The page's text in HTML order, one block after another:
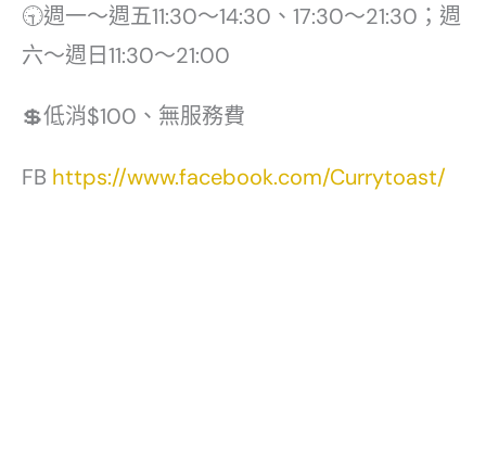
🕤週一～週五11:30～14:30、17:30～21:30；週
六～週日11:30～21:00
💲低消$100、無服務費
FB https://www.facebook.com/Currytoast/